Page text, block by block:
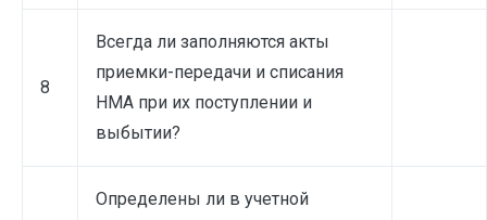
8
Всегда ли заполняются акты
приемки-передачи и списания
НМА при их поступлении и
выбытии?
Определены ли в учетной